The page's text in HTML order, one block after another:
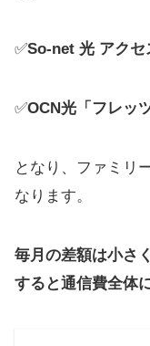
✅So-net 光 アクセ
✅OCN光「フレッ
となり、ファミリ
なります。
毎月の差額は小さ
すると通信費全体